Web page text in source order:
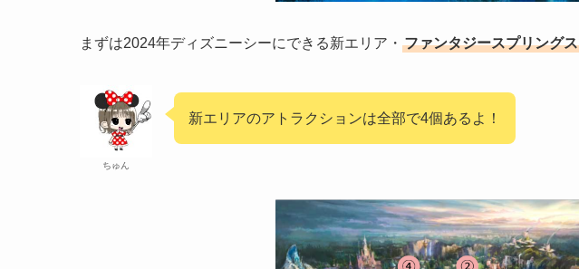
まずは2024年ディズニーシーにできる新エリア・ ファンタジースプリングス
ちゅん
新エリアのアトラクションは全部で4個あるよ！